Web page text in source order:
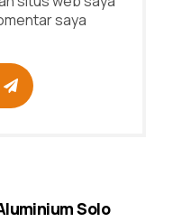
saya
Solo